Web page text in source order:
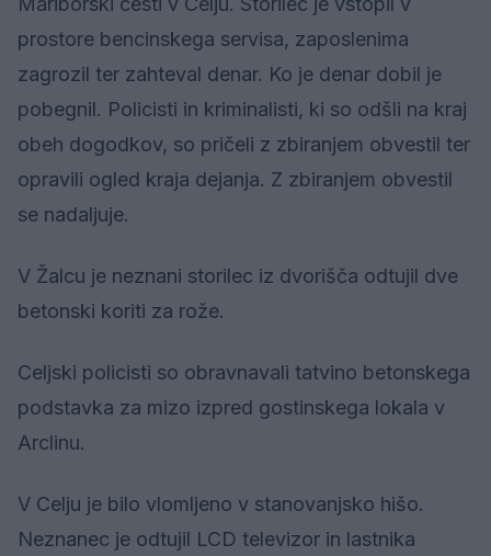
prostore bencinskega servisa, zaposlenima
zagrozil ter zahteval denar. Ko je denar dobil je
pobegnil. Policisti in kriminalisti, ki so odšli na kraj
obeh dogodkov, so pričeli z zbiranjem obvestil ter
opravili ogled kraja dejanja. Z zbiranjem obvestil
se nadaljuje.
V Žalcu je neznani storilec iz dvorišča odtujil dve
betonski koriti za rože.
Celjski policisti so obravnavali tatvino betonskega
podstavka za mizo izpred gostinskega lokala v
Arclinu.
V Celju je bilo vlomljeno v stanovanjsko hišo.
Neznanec je odtujil LCD televizor in lastnika